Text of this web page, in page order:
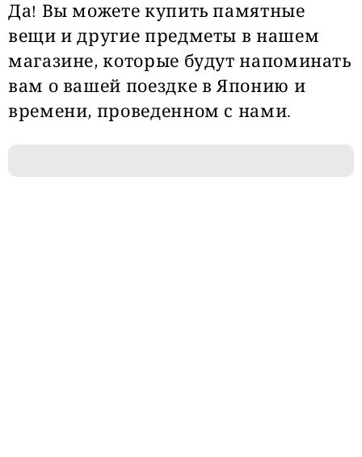
Да! Вы можете купить памятные
вещи и другие предметы в нашем
магазине, которые будут напоминать
вам о вашей поездке в Японию и
времени, проведенном с нами.